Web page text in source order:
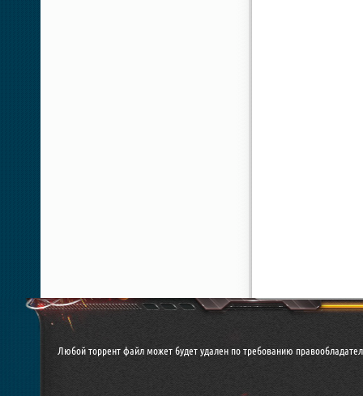
Любой торрент файл может будет удален по требованию